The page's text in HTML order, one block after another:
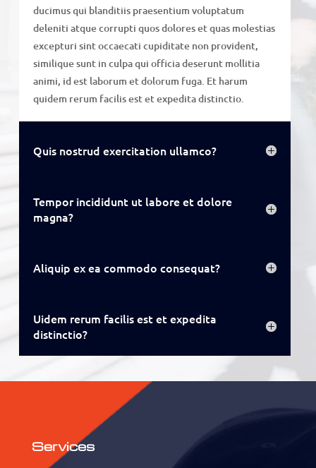
ducimus qui blanditiis praesentium voluptatum
deleniti atque corrupti quos dolores et quas molestias
excepturi sint occaecati cupiditate non provident,
similique sunt in culpa qui officia deserunt mollitia
animi, id est laborum et dolorum fuga. Et harum
quidem rerum facilis est et expedita distinctio.
Quis nostrud exercitation ullamco?
Tempor incididunt ut labore et dolore
magna?
Aliquip ex ea commodo consequat?
Uidem rerum facilis est et expedita
distinctio?
Services